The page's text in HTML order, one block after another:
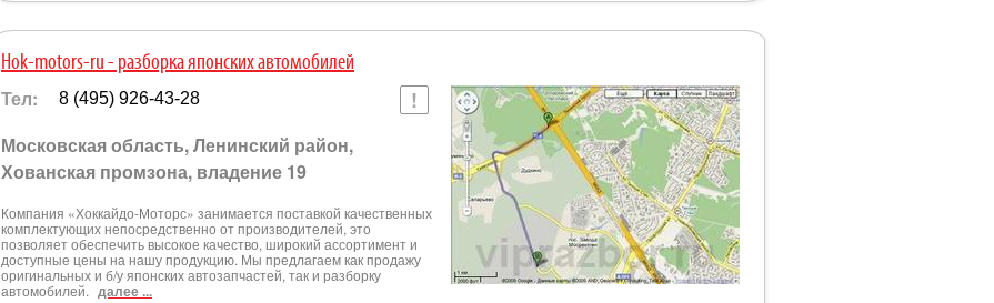
Hok-motors-ru - разборка японских автомобилей
Тел: 8 (495) 926-43-28
Московская область, Ленинский район,
Хованская промзона, владение 19
Компания «Хоккайдо-Моторс» занимается поставкой качественных
комплектующих непосредственно от производителей, это
позволяет обеспечить высокое качество, широкий ассортимент и
доступные цены на нашу продукцию. Мы предлагаем как продажу
оригинальных и б/у японских автозапчастей, так и разборку
автомобилей. далее ...